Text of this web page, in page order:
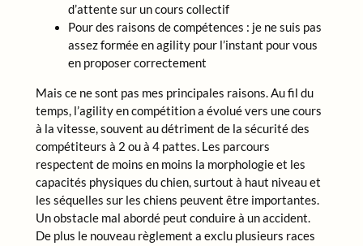
d’attente sur un cours collectif
Pour des raisons de compétences : je ne suis pas
assez formée en agility pour l’instant pour vous
en proposer correctement
Mais ce ne sont pas mes principales raisons. Au fil du
temps, l’agility en compétition a évolué vers une cours
à la vitesse, souvent au détriment de la sécurité des
compétiteurs à 2 ou à 4 pattes. Les parcours
respectent de moins en moins la morphologie et les
capacités physiques du chien, surtout à haut niveau et
les séquelles sur les chiens peuvent être importantes.
Un obstacle mal abordé peut conduire à un accident.
De plus le nouveau règlement a exclu plusieurs races